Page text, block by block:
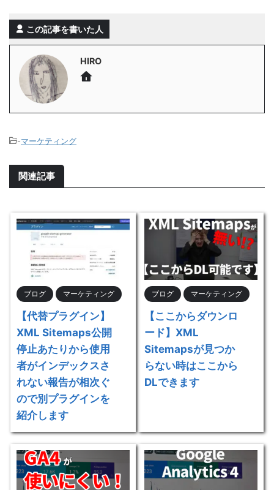
この記事を書いた人
HIRO
-マーケティング
関連記事
ブログ マーケティング
【代替プラグイン】
XML Sitemaps公開
停止あたりから使用
者がインデックスさ
れない報告が相次ぐ
ので別プラグインを
紹介します
ブログ マーケティング
【ここからダウンロ
ード】XML
Sitemapsが見つか
らない時はここから
DLできます